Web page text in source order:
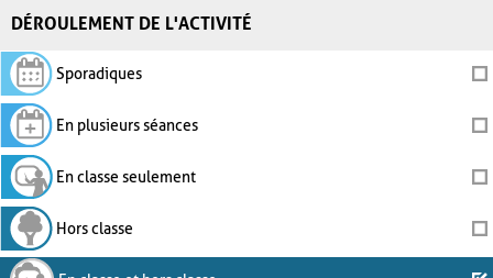
DÉROULEMENT DE L'ACTIVITÉ
Sporadiques
En plusieurs séances
En classe seulement
Hors classe